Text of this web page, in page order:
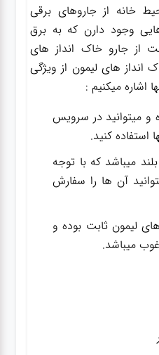
خانه از جاروهای برقی
وجود دارن که به برق
از جارو خاک انداز های
انداز های لیمون از ویژگی
اشاره میکنیم :
و میتوانید در سرویس
استفاده کنید.
و بلند میباشد که با توجه
آن ها را سفارش
لیمون ثابت بوده و
میباشد.